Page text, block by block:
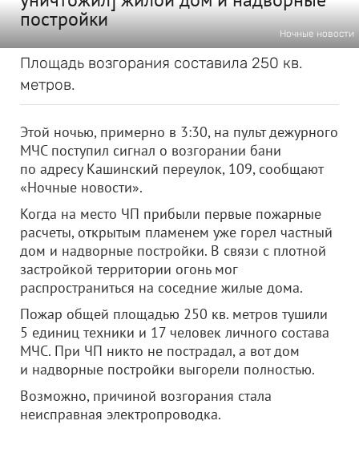
постройки
Ночные новости
Площадь возгорания составила 250 кв.
метров.
Этой ночью, примерно в 3:30, на пульт дежурного
МЧС поступил сигнал о возгорании бани
по адресу Кашинский переулок, 109, сообщают
«Ночные новости».
Когда на место ЧП прибыли первые пожарные
расчеты, открытым пламенем уже горел частный
дом и надворные постройки. В связи с плотной
застройкой территории огонь мог
распространиться на соседние жилые дома.
Пожар общей площадью 250 кв. метров тушили
5 единиц техники и 17 человек личного состава
МЧС. При ЧП никто не пострадал, а вот дом
и надворные постройки выгорели полностью.
Возможно, причиной возгорания стала
неисправная электропроводка.